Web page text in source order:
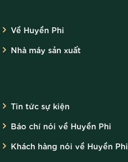
Về Huyền Phi
Nhà máy sản xuất
Tin tức sự kiện
Báo chí nói về Huyền Phi
Khách hàng nói về Huyền Phi